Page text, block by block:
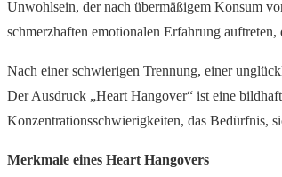
Unwohlsein, der nach übermäßigem Konsum
schmerzhaften emotionalen Erfahrung
Nach einer schwierigen Trennung, einer
Der Ausdruck „Heart Hangover“ ist eine
Konzentrationsschwierigkeiten, das Bedürfnis,
Merkmale eines Heart Hangovers